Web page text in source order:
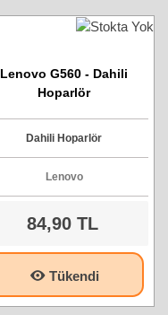
Lenovo G560 - Dahili
Hoparlör
Dahili Hoparlör
Lenovo
84,90 TL
Tükendi